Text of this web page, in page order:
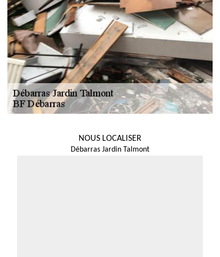
NOUS LOCALISER
Débarras Jardin Talmont